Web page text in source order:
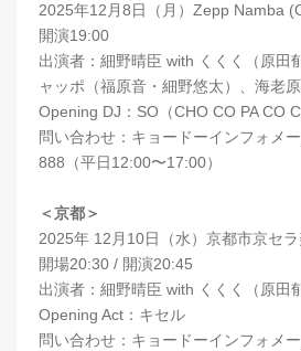
2025年12⽉8⽇（⽉）Zepp Namba
開演19:00
出演者：細野晴⾂ with くくく（原⽥
ャッポ（福原⾳・細野悠太）、海⽼
Opening DJ：SO（CHO CO PA CO
問い合わせ：キョードーインフォメ
888（平日12:00〜17:00）
＜京都＞
2025年 12⽉10⽇（水）京都市京セラ
開場20:30 / 開演20:45
出演者：細野晴⾂ with くくく（原⽥
Opening Act：キセル
問い合わせ：キョードーインフォメ